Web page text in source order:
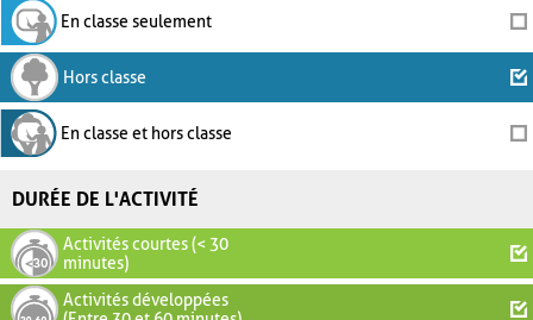
En classe seulement
Hors classe
En classe et hors classe
DURÉE DE L'ACTIVITÉ
Activités courtes (< 30
minutes)
Activités développées